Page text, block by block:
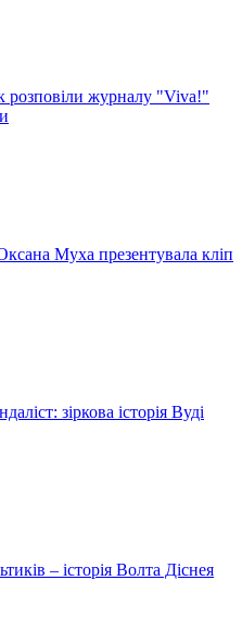
розповіли журналу "Viva!"
Муха презентувала кліп
зіркова історія Вуді
– історія Волта Діснея